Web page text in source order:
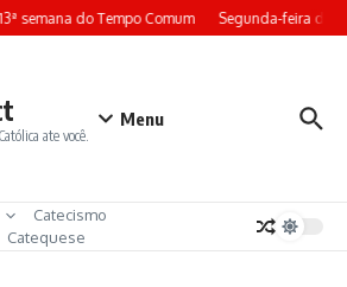
semana do Tempo Comum Segunda-feira da
ate você.
Menu
Catecismo
Catequese